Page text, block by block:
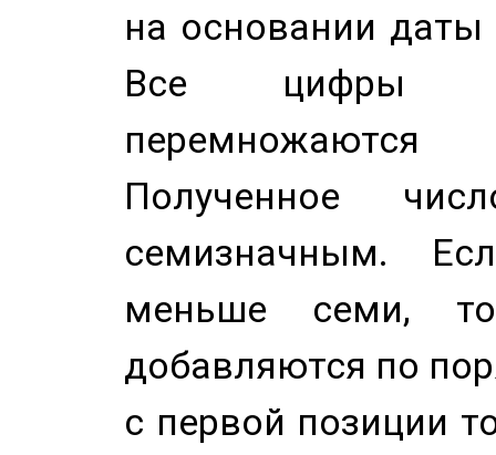
на основании
Все цифры
Полученное
семизначным.
меньше семи,
добавляются по
с первой позиции